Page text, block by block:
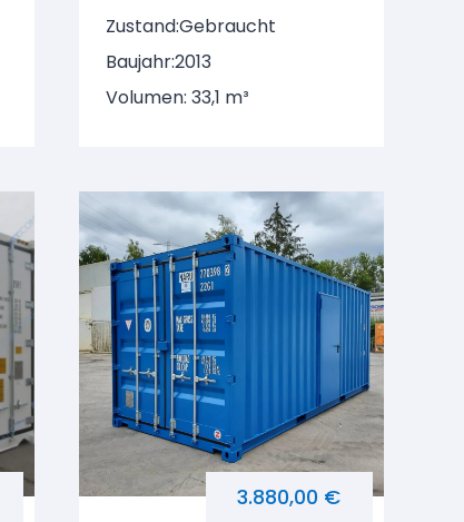
Zustand:Gebraucht
Baujahr:2013
Volumen: 33,1 m³
3.880,00 €